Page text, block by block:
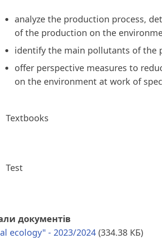
analyze the production process,
of the production on the
identify the main pollutants of the
offer perspective measures to
on the environment at work of
Textbooks
Test
документів
ecology" - 2023/2024 (334.38 КБ)